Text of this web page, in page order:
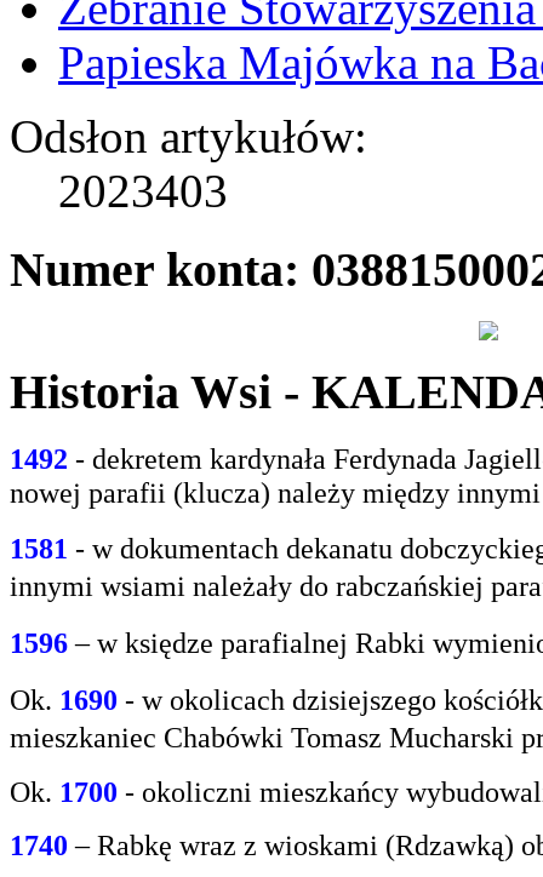
Papieska Majówka na
Odsłon artykułów:
2023403
Numer konta:
Historia Wsi -
1492 - dekretem kardynała Ferdynada
nowej parafii (klucza) należy między
1581 - wdokumentach dekanatu
innymi wsiami należały do rabczańskiej
1596– w księdze parafialnej Rabki
Ok. 1690 - w okolicach dzisiejszego
mieszkaniec Chabówki Tomasz Mucharski
Ok. 1700 - okoliczni mieszkańcy
1740 – Rabkę wraz z wioskami (Rdzawką)